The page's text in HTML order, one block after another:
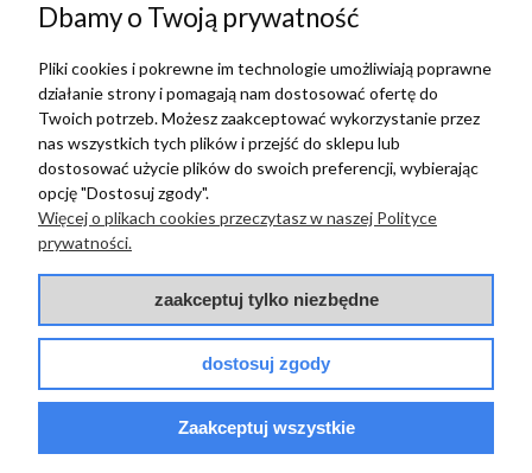
LIG031CR BATERIA
WANNOWA
CHROM
5 999,00 zł szt.
LIG032CR BATERIA
WANNOWA
CHROM
6 399,00 zł szt.
PAFFONI LIGHT
LIG031NO BATERIA
Paffoni
PAFFONI LIGHT
Dbamy o Twoją prywatność
Pliki cookies i pokrewne im technologie umożliwiają poprawne
działanie strony i pomagają nam dostosować ofertę do
Twoich potrzeb. Możesz zaakceptować wykorzystanie przez
nas wszystkich tych plików i przejść do sklepu lub
dostosować użycie plików do swoich preferencji, wybierając
opcję "Dostosuj zgody".
Więcej o plikach cookies przeczytasz w naszej Polityce
prywatności.
zaakceptuj tylko niezbędne
dostosuj zgody
Zaakceptuj wszystkie